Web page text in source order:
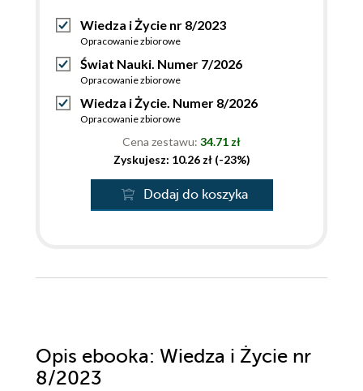
Wiedza i Życie nr 8/2023
Opracowanie zbiorowe
Świat Nauki. Numer 7/2026
Opracowanie zbiorowe
Wiedza i Życie. Numer 8/2026
Opracowanie zbiorowe
Cena zestawu: 34.71 zł
Zyskujesz: 10.26 zł (-23%)
Dodaj do koszyka
Opis ebooka: Wiedza i Życie nr
8/2023